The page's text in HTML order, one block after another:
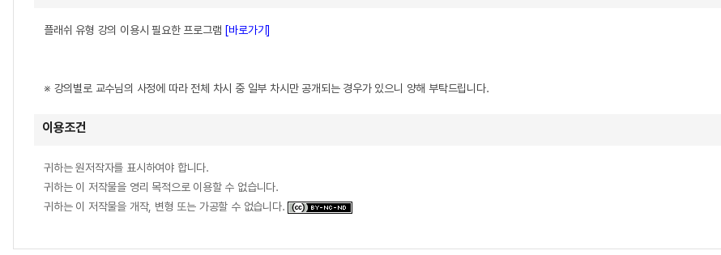
플래쉬 유형 강의 이용시 필요한 프로그램 [바로가기]
※ 강의별로 교수님의 사정에 따라 전체 차시 중 일부 차시만 공개되는 경우가 있으니 양해 부탁드립니다.
이용조건
귀하는 원저작자를 표시하여야 합니다.
귀하는 이 저작물을 영리 목적으로 이용할 수 없습니다.
귀하는 이 저작물을 개작, 변형 또는 가공할 수 없습니다.